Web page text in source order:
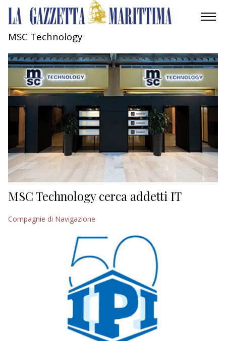
MOBILITÀ
INDUSTRIA
RICERCA
ECONOMIA
TURISMO
CULTURA
NAUTICA
MSC Technology
MSC Technology cerca addetti IT
Compagnie di Navigazione